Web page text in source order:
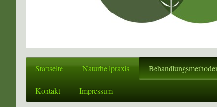
Startseite Naturheilpraxis
Kontakt Impressum